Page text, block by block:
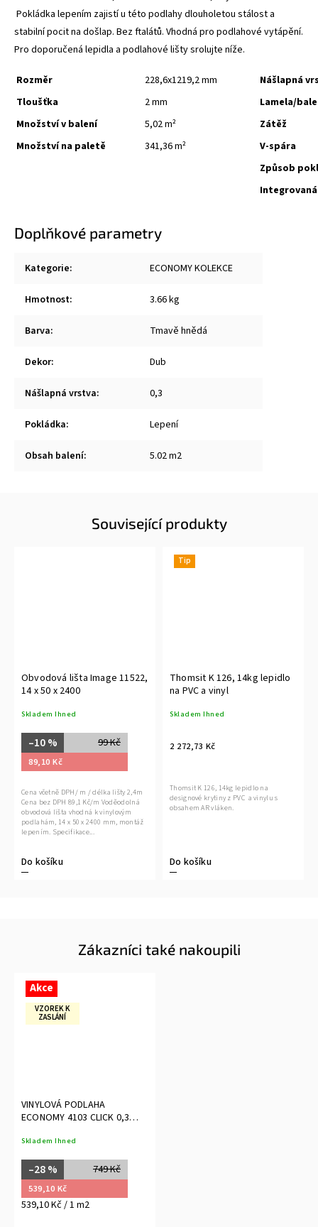
Pokládka lepením zajistí u této podlahy dlouholetou stálost a
stabilní pocit na došlap. Bez ftalátů. Vhodná pro podlahové vytápění.
Pro doporučená lepidla a podlahové lišty srolujte níže.
Rozměr 228,6x1219,2 mm
Nášlapná
Tloušťka
2 mm
Lamela/
Množství v balení
5,02 m²
Zátěž
Množství na paletě
341,36 m²
V-spára
Způsob
Doplňkové parametry
Kategorie: ECONOMY KOLEKCE
Hmotnost: 3.66 kg
Barva: Tmavě hnědá
Dekor: Dub
Nášlapná vrstva: 0,3
Pokládka: Lepení
Obsah balení: 5.02 m2
Související produkty
Obvodová lišta Image 11522,
14 x 50 x 2400
Skladem Ihned
99 Kč
–10 %
89,10 Kč
Do košíku
Cena včetně DPH/ m / délka lišty 2,4m
Cena bez DPH 89,1 Kč/m Voděodolná
obvodová lišta vhodná k vinylovým
podlahám, 14 x 50 x 2400 mm, montáž
lepením. Specifikace...
Tip
Thomsit K 126, 14kg lepidlo
na PVC a vinyl
Skladem Ihned
2 272,73 Kč
Do košíku
Thomsit K 126, 14kg lepidlo na
designové krytiny z PVC a vinylu s
Zákazníci také nakoupili
Akce
VZOREK K
ZASLÁNÍ
VINYLOVÁ PODLAHA
ECONOMY 4103 CLICK 0,3
Skladem Ihned
749 Kč
–28 %
539,10 Kč
539,10 Kč / 1 m2